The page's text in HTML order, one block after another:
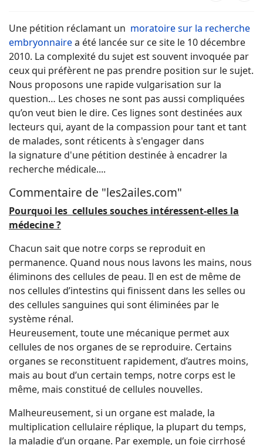
Une pétition réclamant un moratoire sur la recherche
embryonnairea été lancée sur ce site le 10 décembre
2010. La complexité du sujet est souvent invoquée par
ceux qui préfèrent ne pas prendre position sur le sujet.
Nous proposons une rapide vulgarisation sur la
question… Les choses ne sont pas aussi compliquées
qu’on veut bien le dire. Ces lignes sont destinées aux
lecteurs qui, ayant de la compassion pour tant et tant
de malades, sont réticents à s'engager dans
la signature d'une pétition destinée à encadrer la
recherche médicale....
Commentaire de "les2ailes.com"
Pourquoi les cellules souches intéressent-elles la
médecine ?
Chacun sait que notre corps se reproduit en
permanence. Quand nous nous lavons les mains, nous
éliminons des cellules de peau. Il en est de même de
nos cellules d’intestins qui finissent dans les selles ou
des cellules sanguines qui sont éliminées par le
système rénal.
Heureusement, toute une mécanique permet aux
cellules de nos organes de se reproduire. Certains
organes se reconstituent rapidement, d’autres moins,
mais au bout d’un certain temps, notre corps est le
même, mais constitué de cellules nouvelles.
Malheureusement, si un organe est malade, la
multiplication cellulaire réplique, la plupart du temps,
la maladie d’un organe. Par exemple, un foie cirrhosé